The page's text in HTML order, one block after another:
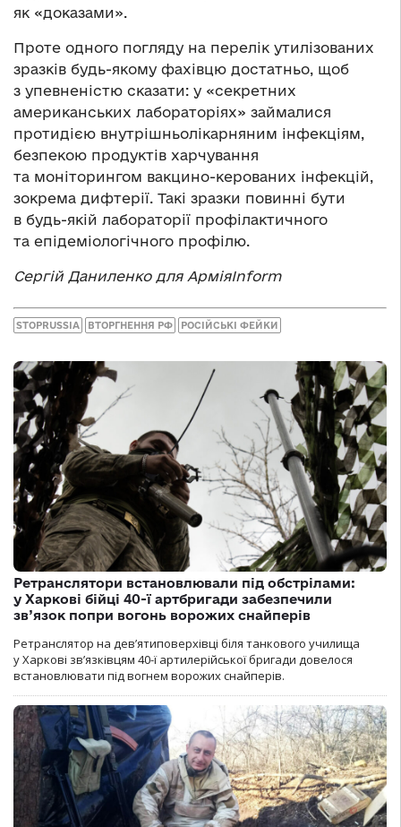
як «доказами».
Проте одного погляду на перелік утилізованих
зразків будь-якому фахівцю достатньо, щоб
з упевненістю сказати: у «секретних
американських лабораторіях» займалися
протидією внутрішньолікарняним інфекціям,
безпекою продуктів харчування
та моніторингом вакцино-керованих інфекцій,
зокрема дифтерії. Такі зразки повинні бути
в будь-якій лабораторії профілактичного
та епідеміологічного профілю.
Сергій Даниленко для АрміяInform
STOPRUSSIA ВТОРГНЕННЯ РФ РОСІЙСЬКІ ФЕЙКИ
Ретранслятори встановлювали під обстрілами:
у Харкові бійці 40-ї артбригади забезпечили
зв’язок попри вогонь ворожих снайперів
Ретранслятор на дев’ятиповерхівці біля танкового училища
у Харкові зв’язківцям 40-ї артилерійської бригади довелося
встановлювати під вогнем ворожих снайперів.